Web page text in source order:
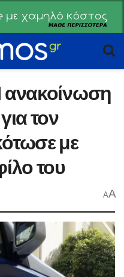
ανακοίνωση
τον
με
του
AA